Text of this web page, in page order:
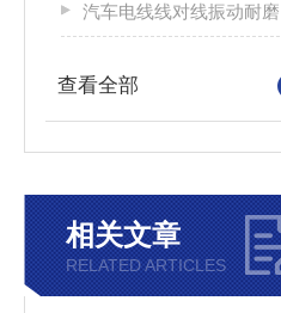
汽车电线线对线振动耐磨试验机
查看全部
相关文章
RELATED ARTICLES